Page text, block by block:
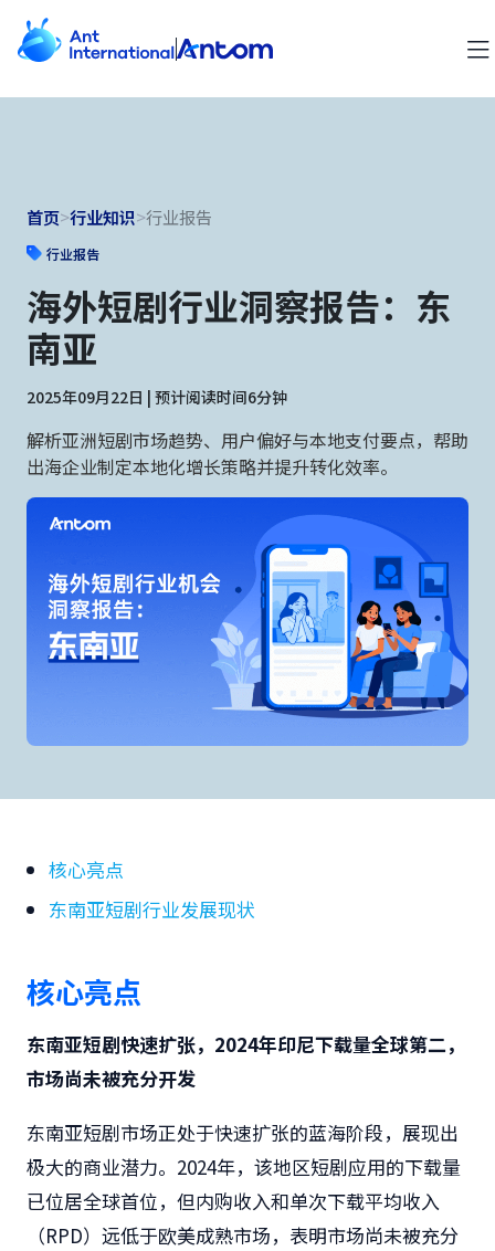
首页>行业知识>行业报告
行业报告
海外短剧行业洞察报告：东
南亚
2025年09月22日 | 预计阅读时间6分钟
解析亚洲短剧市场趋势、用户偏好与本地支付要点，帮助
出海企业制定本地化增长策略并提升转化效率。
核心亮点
东南亚短剧行业发展现状
核心亮点
东南亚短剧快速扩张，2024年印尼下载量全球第二，
市场尚未被充分开发
东南亚短剧市场正处于快速扩张的蓝海阶段，展现出
极大的商业潜力。2024年，该地区短剧应用的下载量
已位居全球首位，但内购收入和单次下载平均收入
（RPD）远低于欧美成熟市场，表明市场尚未被充分